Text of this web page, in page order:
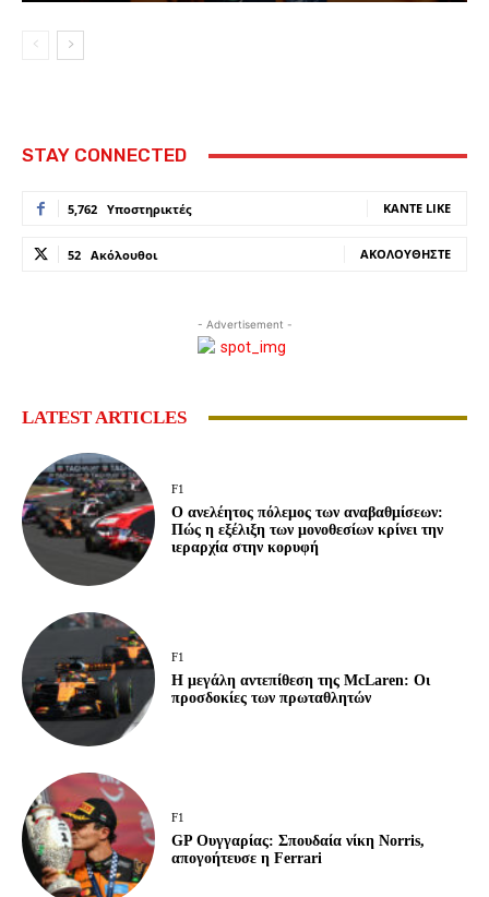
STAY CONNECTED
5,762 Υποστηρικτές ΚΆΝΤΕ LIKE
52 Ακόλουθοι ΑΚΟΛΟΥΘΉΣΤΕ
- Advertisement -
LATEST ARTICLES
F1
Ο ανελέητος πόλεμος των αναβαθμίσεων:
Πώς η εξέλιξη των μονοθεσίων κρίνει την
ιεραρχία στην κορυφή
F1
Η μεγάλη αντεπίθεση της McLaren: Οι
προσδοκίες των πρωταθλητών
F1
GP Ουγγαρίας: Σπουδαία νίκη Norris,
απογοήτευσε η Ferrari